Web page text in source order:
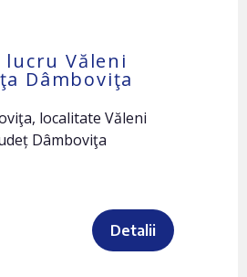
lucru Văleni
Dâmboviţa
localitate Văleni
Dâmboviţa
Detalii